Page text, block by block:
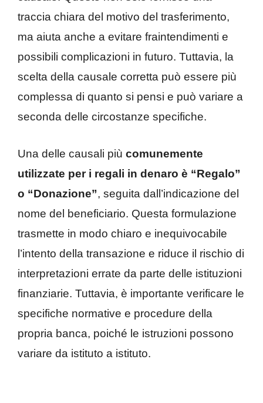
traccia chiara del motivo del trasferimento,
ma aiuta anche a evitare fraintendimenti e
possibili complicazioni in futuro. Tuttavia, la
scelta della causale corretta può essere più
complessa di quanto si pensi e può variare a
seconda delle circostanze specifiche.
Una delle causali più comunemente
utilizzate per i regali in denaro è “Regalo”
o “Donazione”, seguita dall’indicazione del
nome del beneficiario. Questa formulazione
trasmette in modo chiaro e inequivocabile
l’intento della transazione e riduce il rischio di
interpretazioni errate da parte delle istituzioni
finanziarie. Tuttavia, è importante verificare le
specifiche normative e procedure della
propria banca, poiché le istruzioni possono
variare da istituto a istituto.